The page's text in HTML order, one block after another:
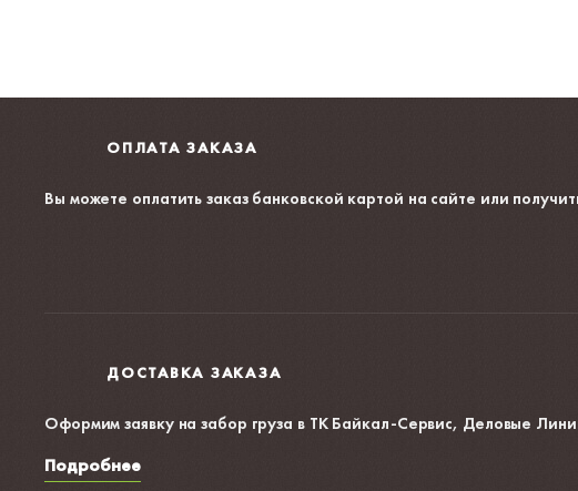
ОПЛАТА ЗАКАЗА
Вы можете оплатить заказ банковской картой на сайте или
ДОСТАВКА ЗАКАЗА
Оформим заявку на забор груза в ТК Байкал-Сервис, Деловые
Подробнее